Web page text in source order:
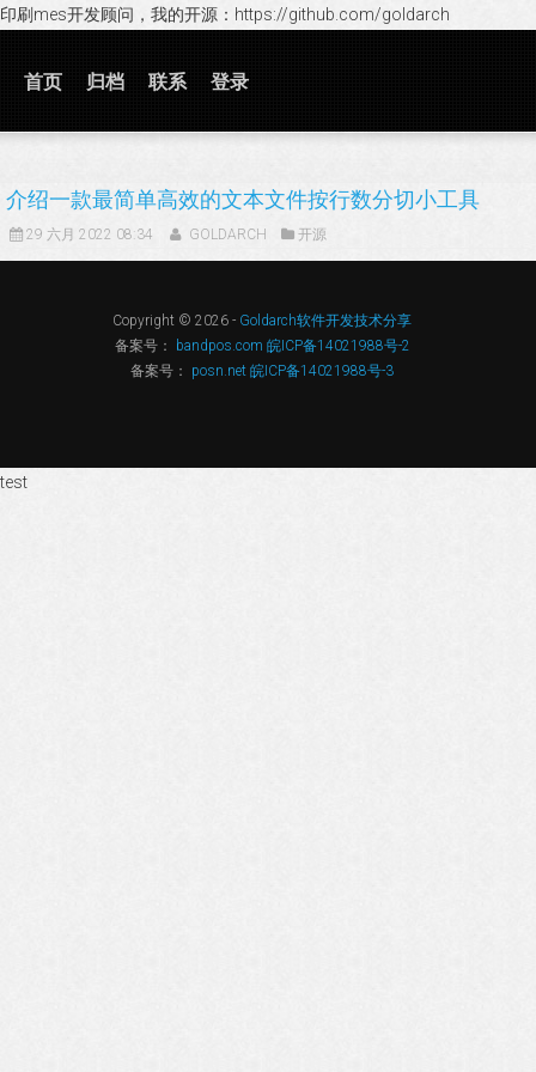
印刷mes开发顾问，我的开源：https://github.com/goldarch
首页 归档 联系 登录
介绍一款最简单高效的文本文件按行数分切小工具
29 六月 2022 08:34 GOLDARCH 开源
Copyright © 2026 - Goldarch软件开发技术分享
备案号：
bandpos.com 皖ICP备14021988号-2
备案号： posn.net 皖ICP备14021988号-3
test